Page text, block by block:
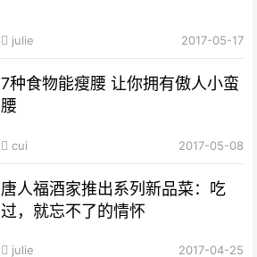
julie 2017-05-17
7种食物能瘦腰 让你拥有傲人小蛮
腰
cui 2017-05-08
唐人福酒家推出系列新品菜：吃
过，就忘不了的情怀
julie 2017-04-25